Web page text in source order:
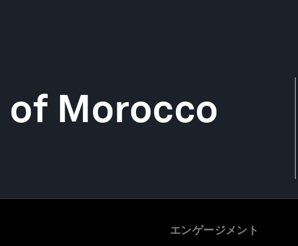
of Morocco
エンゲージメント